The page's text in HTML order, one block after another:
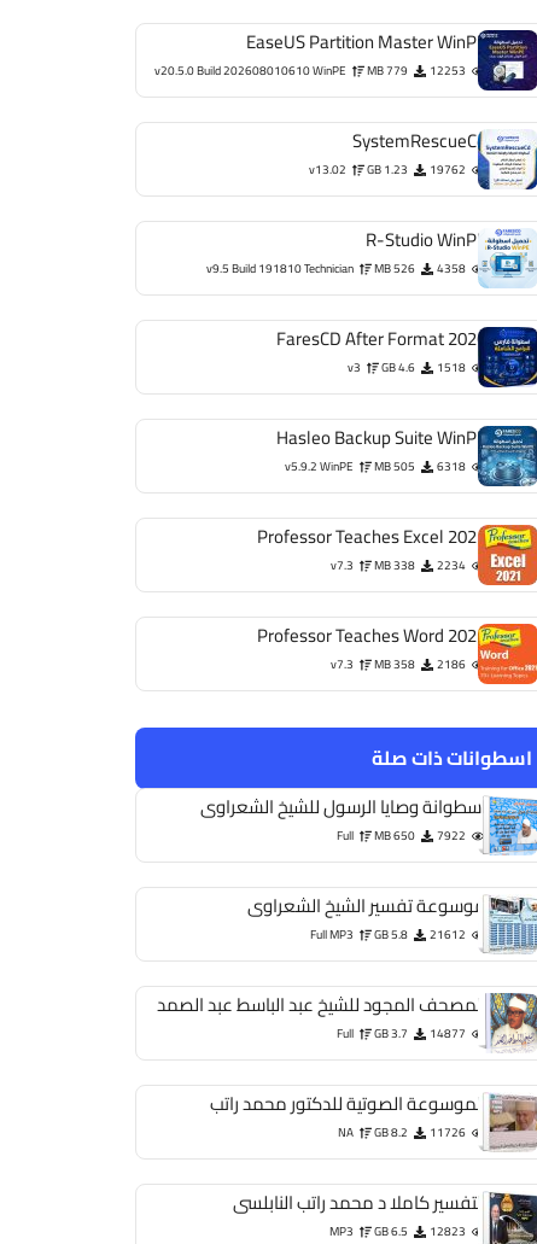
EaseUS Partition Master WinPE
12253
779 MB
v20.5.0 Build 202608010610 WinPE
SystemRescueCd
19762
1.23 GB
v13.02
R-Studio WinPE
4358
526 MB
v9.5 Build 191810 Technician
FaresCD After Format 2026
1518
4.6 GB
v3
Hasleo Backup Suite WinPE
6318
505 MB
v5.9.2 WinPE
Professor Teaches Excel 2021
2234
338 MB
v7.3
Professor Teaches Word 2021
2186
358 MB
v7.3
اسطوانات ذات صلة
اسطوانة وصايا الرسول للشيخ الشعراوى
7922
650 MB
Full
موسوعة تفسير الشيخ الشعراوى
21612
5.8 GB
Full MP3
المصحف المجود للشيخ عبد الباسط عبد الصمد
14877
3.7 GB
Full
الموسوعة الصوتية للدكتور محمد راتب
11726
8.2 GB
NA
التفسير كاملا د محمد راتب النابلسى
12823
6.5 GB
MP3